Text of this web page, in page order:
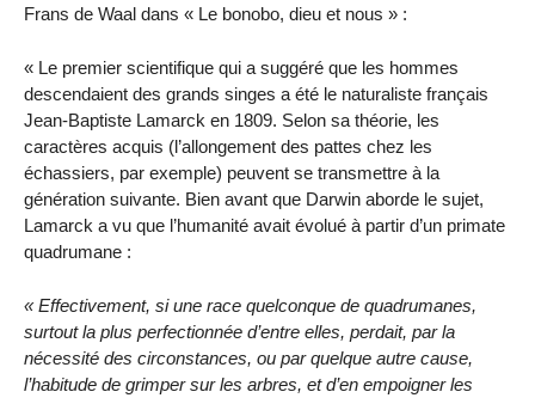
Frans de Waal dans « Le bonobo, dieu et nous » :
« Le premier scientifique qui a suggéré que les hommes
descendaient des grands singes a été le naturaliste français
Jean-Baptiste Lamarck en 1809. Selon sa théorie, les
caractères acquis (l’allongement des pattes chez les
échassiers, par exemple) peuvent se transmettre à la
génération suivante. Bien avant que Darwin aborde le sujet,
Lamarck a vu que l’humanité avait évolué à partir d’un primate
quadrumane :
« Effectivement, si une race quelconque de quadrumanes,
surtout la plus perfectionnée d’entre elles, perdait, par la
nécessité des circonstances, ou par quelque autre cause,
l’habitude de grimper sur les arbres, et d’en empoigner les